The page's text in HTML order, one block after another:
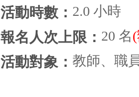
活動時數： 2.0 小時
報名人次上限： 20 名
活動對象： 教師、職